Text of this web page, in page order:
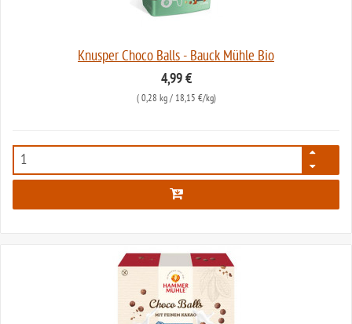
Knusper Choco Balls - Bauck Mühle Bio
4,99 €
( 0,28 kg/ 18,15 €/kg)
118